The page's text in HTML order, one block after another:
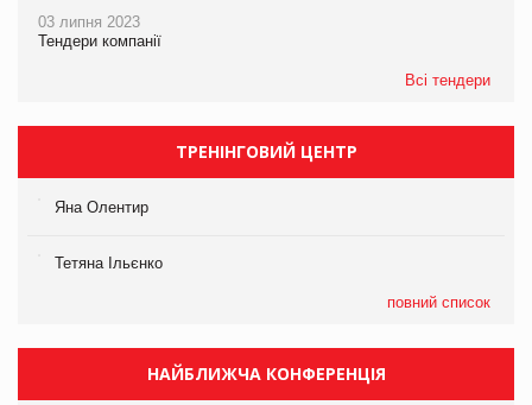
03 липня 2023
Тендери компанії
Всі тендери
ТРЕНІНГОВИЙ ЦЕНТР
Яна Олентир
Тетяна Ільєнко
повний список
НАЙБЛИЖЧА КОНФЕРЕНЦІЯ